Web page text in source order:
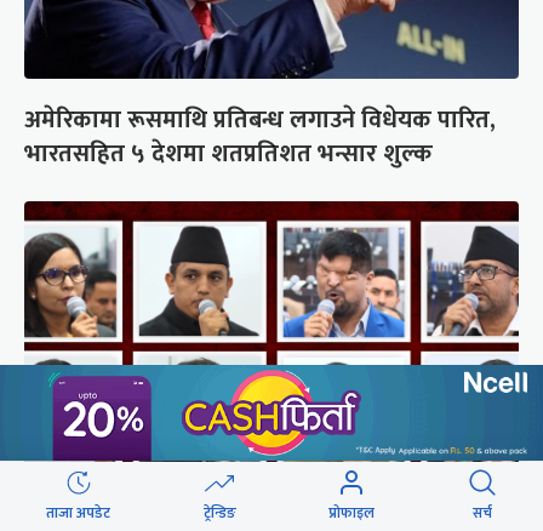
अमेरिकामा रूसमाथि प्रतिबन्ध लगाउने विधेयक पारित,
भारतसहित ५ देशमा शतप्रतिशत भन्सार शुल्क
ताजा अपडेट ट्रेन्डिङ प्रोफाइल सर्च